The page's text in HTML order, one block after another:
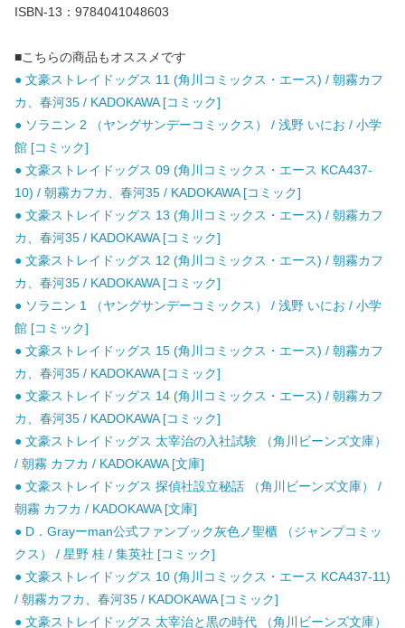
ISBN-13：9784041048603
■こちらの商品もオススメです
● 文豪ストレイドッグス 11 (角川コミックス・エース) / 朝霧カフ
カ、春河35 / KADOKAWA [コミック]
● ソラニン 2 （ヤングサンデーコミックス） / 浅野 いにお / 小学
館 [コミック]
● 文豪ストレイドッグス 09 (角川コミックス・エース KCA437-
10) / 朝霧カフカ、春河35 / KADOKAWA [コミック]
● 文豪ストレイドッグス 13 (角川コミックス・エース) / 朝霧カフ
カ、春河35 / KADOKAWA [コミック]
● 文豪ストレイドッグス 12 (角川コミックス・エース) / 朝霧カフ
カ、春河35 / KADOKAWA [コミック]
● ソラニン 1 （ヤングサンデーコミックス） / 浅野 いにお / 小学
館 [コミック]
● 文豪ストレイドッグス 15 (角川コミックス・エース) / 朝霧カフ
カ、春河35 / KADOKAWA [コミック]
● 文豪ストレイドッグス 14 (角川コミックス・エース) / 朝霧カフ
カ、春河35 / KADOKAWA [コミック]
● 文豪ストレイドッグス 太宰治の入社試験 （角川ビーンズ文庫）
/ 朝霧 カフカ / KADOKAWA [文庫]
● 文豪ストレイドッグス 探偵社設立秘話 （角川ビーンズ文庫） /
朝霧 カフカ / KADOKAWA [文庫]
● D．Grayーman公式ファンブック灰色ノ聖櫃 （ジャンプコミッ
クス） / 星野 桂 / 集英社 [コミック]
● 文豪ストレイドッグス 10 (角川コミックス・エース KCA437-11)
/ 朝霧カフカ、春河35 / KADOKAWA [コミック]
● 文豪ストレイドッグス 太宰治と黒の時代 （角川ビーンズ文庫）